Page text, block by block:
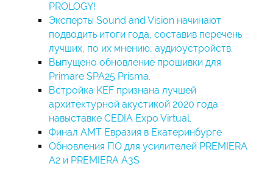
PROLOGY!
Эксперты Sound and Vision начинают
подводить итоги года, составив перечень
лучших, по их мнению, аудиоустройств.
Выпущено обновление прошивки для
Primare SPA25 Prisma.
Встройка KEF признана лучшей
архитектурной акустикой 2020 года
навыставке CEDIA Expo Virtual.
Финал AMT Евразия в Екатеринбурге
Обновления ПО для усилителей PREMIERA
A2 и PREMIERA A3S